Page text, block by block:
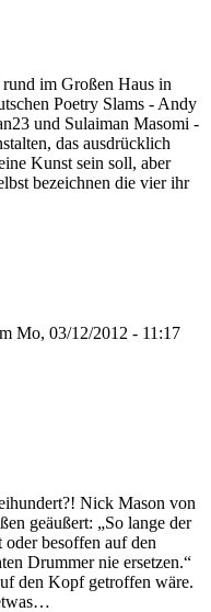
im Großen Haus in
Poetry Slams - Andy
und Sulaiman Masomi -
das ausdrücklich
Kunst sein soll, aber
bezeichnen die vier ihr
Mo, 03/12/2012 - 11:17
Nick Mason von
geäußert: „So lange der
besoffen auf den
Drummer nie ersetzen.“
den Kopf getroffen wäre.